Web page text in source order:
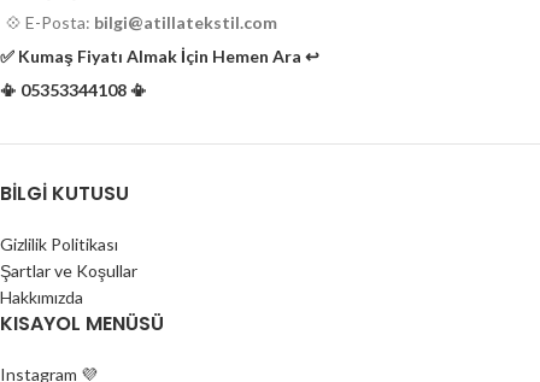
Bobinlerin doluluk oranı ortalama
olarak %70-80 oranındadır.
💠 E-Posta: bilgi@atillatekstil.com
✅️ Kumaş Fiyatı Almak İçin Hemen Ara ↩️
📳 05353344108 📳
BILGI KUTUSU
Gizlilik Politikası
Şartlar ve Koşullar
Hakkımızda
KISAYOL MENÜSÜ
Instagram 💜